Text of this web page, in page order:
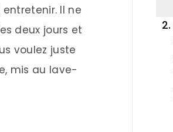
Il ne
deux jours et
voulez juste
mis au lave-